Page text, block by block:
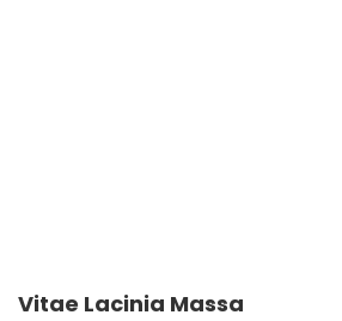
Vitae Lacinia Massa